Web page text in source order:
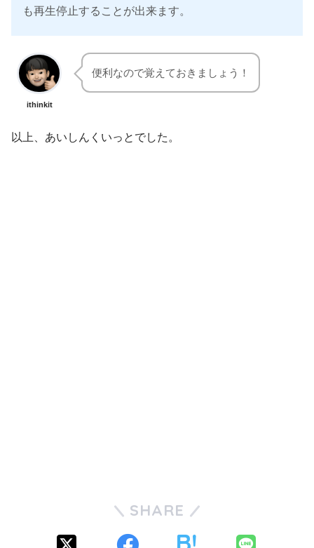
も再生停止することが出来ます。
ithinkit
便利なので覚えておきましょう！
以上、あいしんくいっとでした。
SHARE